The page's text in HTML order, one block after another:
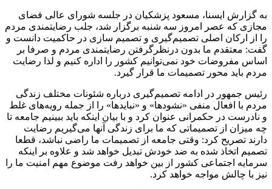
به گزارش ایسنا، مسعود پزشکیان در جلسه شورای عالی فضای
مجازی که عصر امروز سه شنبه برگزار شد،‌ جلب رضایتمندی مردم
را از ارکان اصلی تصمیم‌گیری و تصمیم سازی در حاکمیت دانست و
گفت: معتقدم ما بدون درنظرگرفتن رضایتمندی مردم و صرفا بر
اساس مفروضات خود نمی‌توانیم کشور را اداره کنیم و لذا رضایت
مردم باید محور تصمیمات ما قرار گیرد.
رئیس جمهور در ادامه تصمیم‌گیری درباره شئونات مختلف زندگی
مردم با افعال منفی «نشودها» و «نبایدها» را از جمله رویه‌های غلط
و نادرست در حکمرانی عنوان کرد و با بیان اینکه باید ببینیم جامعه تا
چه میزان از تصمیماتی که ما برای زندگی آنها می‌گیریم رضایت
دارند تصریح کرد: وقتی جامعه از تصمیمات ما راضی نباشد، قطعا
تصمیم اتخاذ شده به ضد خودش تبدیل خواهد شد و علاوه بر اینکه
سرمایه اجتماعی کشور از بین خواهد رفت موضوع مهم امنیت ما را
نیز با چالش مواجه خواهد کرد.